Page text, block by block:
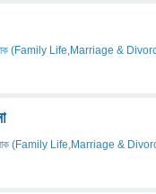
(Family Life,Marriage &
(Family Life,Marriage &